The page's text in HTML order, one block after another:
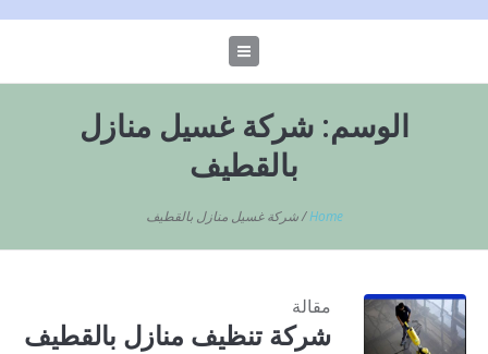
الوسم:شركة غسيل منازل
بالقطيف
Home
/شركة غسيل منازل بالقطيف
مقالة
شركة تنظيف منازل بالقطيف